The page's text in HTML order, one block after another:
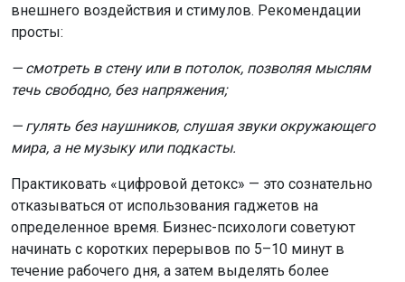
внешнего воздействия и стимулов. Рекомендации
просты:
— смотреть в стену или в потолок, позволяя мыслям
течь свободно, без напряжения;
— гулять без наушников, слушая звуки окружающего
мира, а не музыку или подкасты.
Практиковать «цифровой детокс» — это сознательно
отказываться от использования гаджетов на
определенное время. Бизнес-психологи советуют
начинать с коротких перерывов по 5–10 минут в
течение рабочего дня, а затем выделять более